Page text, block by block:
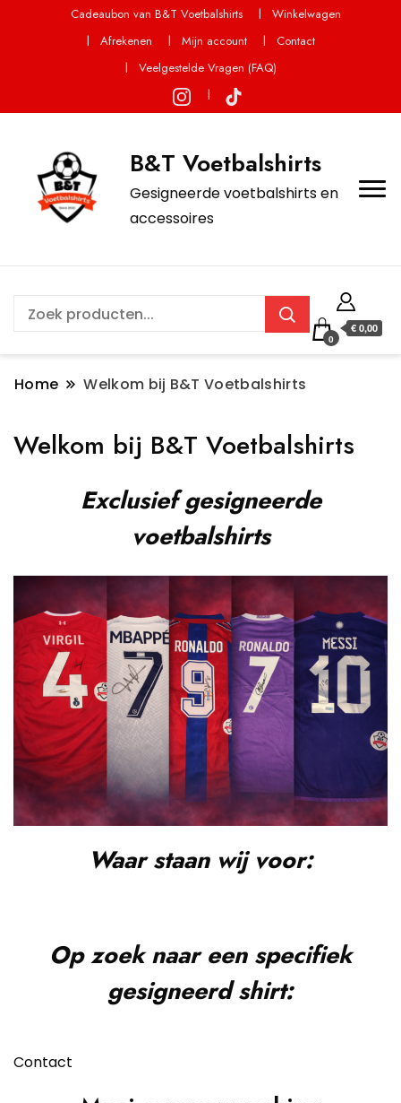
Cadeaubon van B&T Voetbalshirts
Winkelwagen
Afrekenen
Mijn account
Contact
Veelgestelde Vragen (FAQ)
B&T Voetbalshirts
Gesigneerde voetbalshirts en
accessoires
0
€ 0,00
Home Welkom bij B&T Voetbalshirts
Welkom bij B&T Voetbalshirts
Exclusief gesigneerde
voetbalshirts
Waar staan wij voor:
Op zoek naar een specifiek
gesigneerd shirt:
Contact